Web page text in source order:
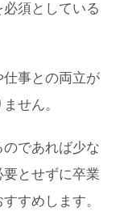
須としている
事との両立が
せん。
であれば少な
とせずに卒業
すめします。